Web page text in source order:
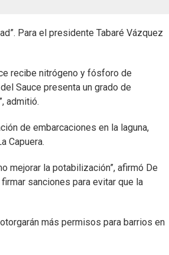
Para el presidente Tabaré Vázquez
recibe nitrógeno y fósforo de
Sauce presenta un grado de
admitió.
de embarcaciones en la laguna,
Capuera.
mejorar la potabilización”, afirmó De
sanciones para evitar que la
más permisos para barrios en